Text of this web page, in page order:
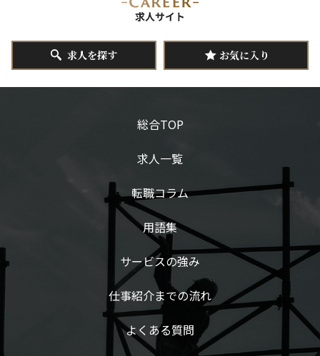
求人を探す お気に入り
総合TOP
求人一覧
転職コラム
用語集
サービスの強み
仕事紹介までの流れ
よくある質問